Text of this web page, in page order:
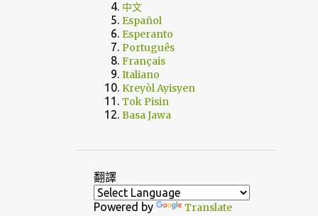
中文
Español
Esperanto
Português
Français
Italiano
Kreyòl Ayisyen
Tok Pisin
Basa Jawa
翻譯
Powered by Translate